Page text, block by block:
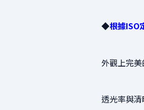
◆根據ISO
外觀上完
透光率與